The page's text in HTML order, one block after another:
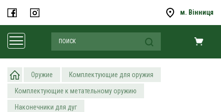
м. Вінниця
Оружие Комплектующие для оружия
Комплектующие к метательному оружию
Наконечники для дуг